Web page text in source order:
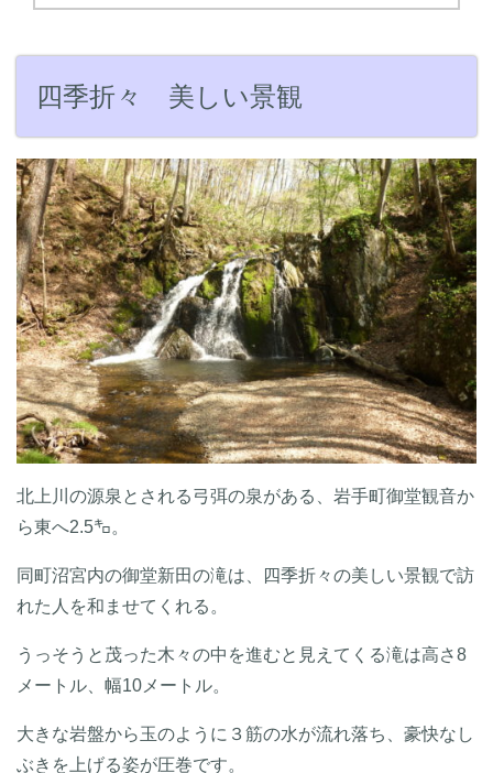
四季折々 美しい景観
北上川の源泉とされる弓弭の泉がある、岩手町御堂観音か
ら東へ2.5㌔。
同町沼宮内の御堂新田の滝は、四季折々の美しい景観で訪
れた人を和ませてくれる。
うっそうと茂った木々の中を進むと見えてくる滝は高さ8
メートル、幅10メートル。
大きな岩盤から玉のように３筋の水が流れ落ち、豪快なし
ぶきを上げる姿が圧巻です。